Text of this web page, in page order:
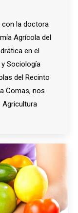
con la doctora
Agrícola del
en el
Sociología
del Recinto
Comas, nos
Agricultura